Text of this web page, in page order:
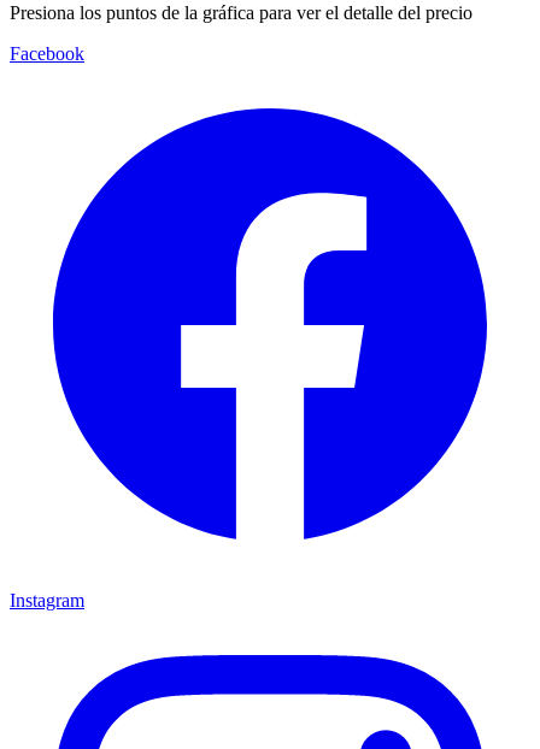
Presiona los puntos de la gráfica para ver el detalle del precio
Facebook
Instagram